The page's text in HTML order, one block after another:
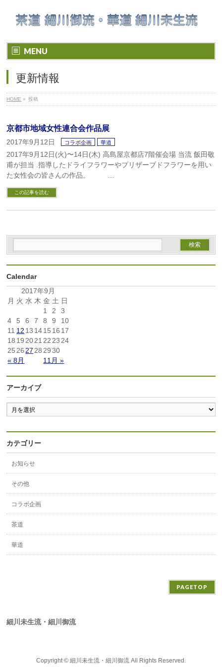
MENU
更新情報
HOME » 投稿
京都市地域女性連合会作品展
2017年9月12日 コラボ企画 華道
2017年9月12日(火)〜14日(木) 高島屋京都店7階催会場 当流 飯田敬
甫が担当 .指導したドライフラワーやプリザーブドフラワーを用い
た女性会の皆さんの作品。 …
この記事を読む
Calendar
2017年9月
月 火 水 木 金 土 日
« 8月 11月 »
1 2
3
4
5 6 7 8 9
10
11 12 13 1415 16 17
18 19 2021 22 23 24
25 26 27 28 29 30
アーカイブ
カテゴリー
お知らせ
その他
コラボ企画
茶道
華道
PAGETOP
細川未生流・細川御流
Copyright © 細川未生流・細川御流All Rights Reserved.